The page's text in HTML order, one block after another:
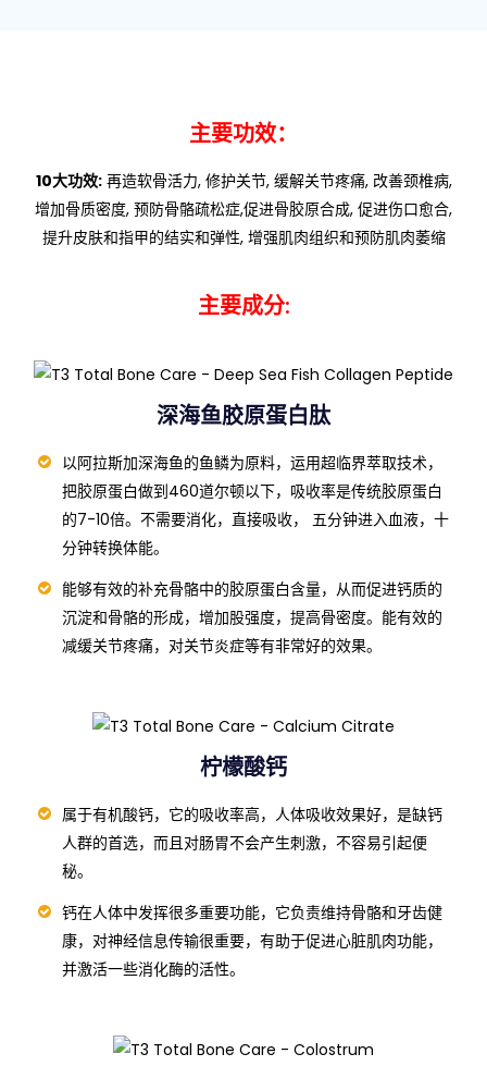
主要功效：
增加骨质密度, 预防骨骼疏松症,促进骨胶原合成, 促进伤口愈合,
提升皮肤和指甲的结实和弹性, 增强肌肉组织和预防肌肉萎缩
主要成分:
深海鱼胶原蛋白肽
以阿拉斯加深海鱼的鱼鳞为原料，运用超临界萃取技术，
把胶原蛋白做到460道尔顿以下，吸收率是传统胶原蛋白
的7-10倍。不需要消化，直接吸收， 五分钟进入血液，十
分钟转换体能。
减缓关节疼痛，对关节炎症等有非常好的效果。
柠檬酸钙
人群的首选，而且对肠胃不会产生刺激，不容易引起便
秘。
并激活一些消化酶的活性。